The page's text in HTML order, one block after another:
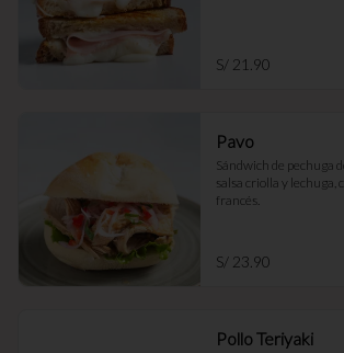
S/ 21.90
Pavo
Sándwich de pechuga
salsa criolla y lechuga,
francés.
S/ 23.90
Pollo Teriyaki